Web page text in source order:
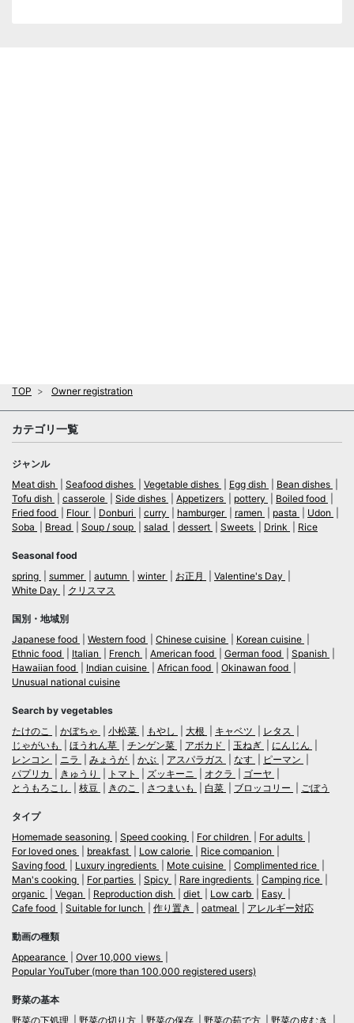
TOP Owner registration
カテゴリ一覧
ジャンル
Meat dish
Seafood dishes Vegetable dishes Egg dish
Bean dishes
Tofu dish
casserole Side dishes Appetizers pottery
Boiled food
Fried food
Flour Donburi curry hamburger ramen pasta
Udon
Soba
Bread Soup / soup salad dessert Sweets Drink Rice
Seasonal food
spring
summer autumn winter お正月
Valentine's Day
White Day
クリスマス
国別・地域別
Japanese food
Western food Chinese cuisine
Korean cuisine
Ethnic food
Italian French American food German food
Spanish
Hawaiian food
Indian cuisine African food
Okinawan food
Unusual national cuisine
Search by vegetables
たけのこ
かぼちゃ 小松菜 もやし 大根 キャベツ
レタス
じゃがいも
ほうれん草 チンゲン菜 アボカド 玉ねぎ
にんじん
レンコン
ニラ みょうが かぶ アスパラガス なす
ピーマン
パプリカ
きゅうり トマト ズッキーニ オクラ
ゴーヤ
とうもろこし
枝豆 きのこ さつまいも 白菜 ブロッコリー ごぼう
タイプ
Homemade seasoning
Speed cooking For children
For adults
For loved ones
breakfast Low calorie
Rice companion
Saving food
Luxury ingredients Mote cuisine
Complimented rice
Man's cooking
For parties Spicy Rare ingredients
Camping rice
organic
Vegan Reproduction dish diet Low carb
Easy
Cafe food
Suitable for lunch 作り置き oatmeal アレルギー対応
動画の種類
Appearance
Over 10,000 views
Popular YouTuber (more than 100,000 registered users)
野菜の基本
野菜の下処理
野菜の切り方 野菜の保存 野菜の茹で方 野菜の皮むき